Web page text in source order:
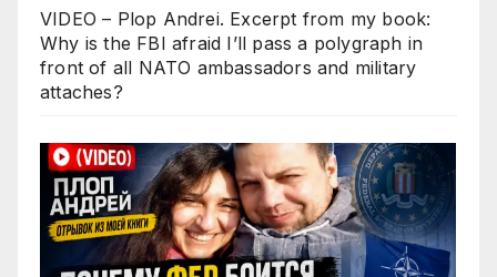
VIDEO – Plop Andrei. Excerpt from my book:
Why is the FBI afraid I’ll pass a polygraph in
front of all NATO ambassadors and military
attaches?